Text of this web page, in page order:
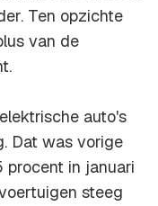
Ten opzichte
van de
auto's
Dat was vorige
procent in januari
steeg